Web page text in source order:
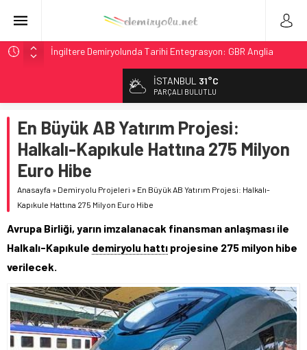
İngiltere Demiryolunda Tarihi Entegrasyon: GBR Anglia
Malezya Havayolları, TGV ile 28 Fransız Şehrine Tek Bilet
ÖBB ve RFI’dan Brenner’da 15 Günlük Bakım: Tren Seferleri
Duruyor
NS, Temmuz 2026’dan İtibaren Koltukta Bagaja Kalıcı
Yasak, Ceza Yok
GB Railfreight İngiltere’de Lider, Class 99’lar 2026’da Yolda
İSTANBUL 31°C
PARÇALI BULUTLU
En Büyük AB Yatırım Projesi:
Halkalı-Kapıkule Hattına 275 Milyon
Euro Hibe
Anasayfa » Demiryolu Projeleri » En Büyük AB Yatırım Projesi: Halkalı-
Kapıkule Hattına 275 Milyon Euro Hibe
Avrupa Birliği, yarın imzalanacak finansman anlaşması ile
Halkalı-Kapıkule demiryolu hattı projesine 275 milyon hibe
verilecek.